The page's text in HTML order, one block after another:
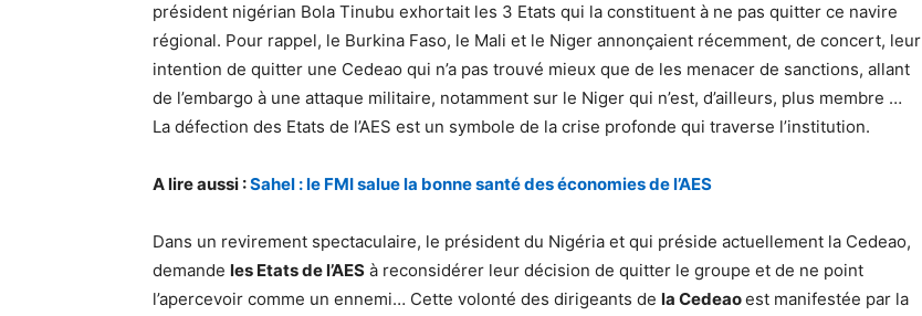
président nigérian Bola Tinubu exhortait les 3 Etats qui la constituent à ne pas quitter ce navire
régional. Pour rappel, le Burkina Faso, le Mali et le Niger annonçaient récemment, de concert, leur
intention de quitter une Cedeao qui n’a pas trouvé mieux que de les menacer de sanctions, allant
de l’embargo à une attaque militaire, notamment sur le Niger qui n’est, d’ailleurs, plus membre …
La défection des Etats de l’AES est un symbole de la crise profonde qui traverse l’institution.
A lire aussi :Sahel : le FMI salue la bonne santé des économies de l’AES
Dans un revirement spectaculaire, le président du Nigéria et qui préside actuellement la Cedeao,
demande les Etats de l’AES à reconsidérer leur décision de quitter le groupe et de ne point
l’apercevoir comme un ennemi… Cette volonté des dirigeants de la Cedeaoest manifestée par la